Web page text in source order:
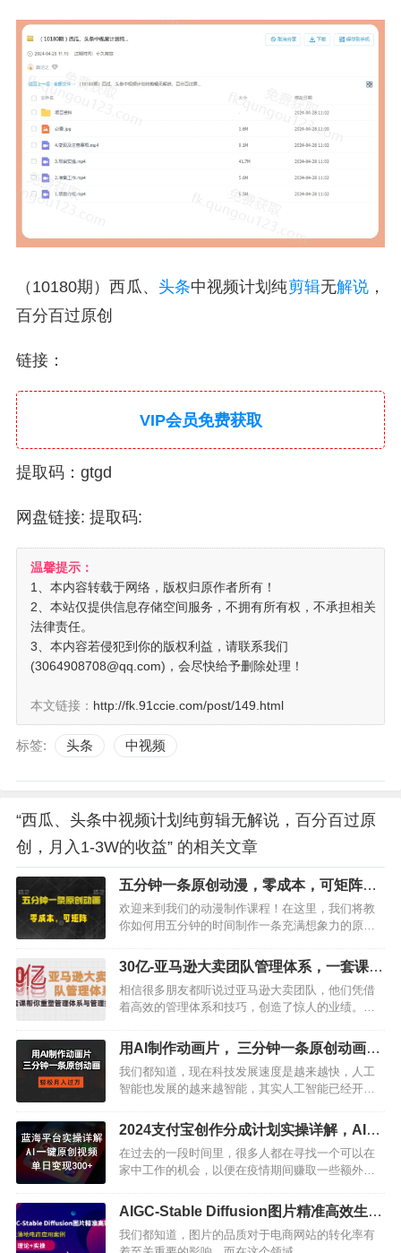
（10180期）西瓜、 头条中视频计划纯剪辑无解说 ，
百分百过原创
链接：
VIP会员免费获取
提取码：gtgd
网盘链接: 提取码:
温馨提示：
1、本内容转载于网络，版权归原作者所有！
2、本站仅提供信息存储空间服务，不拥有所有权，不承担相关
法律责任。
3、本内容若侵犯到你的版权利益，请联系我们
(3064908708@qq.com)，会尽快给予删除处理！
本文链接： http://fk.91ccie.com/post/149.html
标签: 头条 中视频
“西瓜、头条中视频计划纯剪辑无解说，百分百过原
创，月入1-3W的收益” 的相关文章
五分钟一条原创动漫，零成本，可矩阵，
日入2000+
欢迎来到我们的动漫制作课程！在这里，我们将教
你如何用五分钟的时间制作一条充满想象力的原创
标！…
30亿-亚马逊大卖团队管理体系，一套课帮
你重塑管理体系与管理技巧
相信很多朋友都听说过亚马逊大卖团队，他们凭借
着高效的管理体系和技巧，创造了惊人的业绩。现
您重塑管理体系与管理技巧。首先，科学设置组织
架构是亚马逊大卖团队成功的关键之一。他们注重
团队的专业化分工，设立了不同的部门，如市场营
销、运营、供应链等。每个部门都有明…
用AI制作动画片， 三分钟一条原创动画，
轻松月入过万
我们都知道，现在科技发展速度是越来越快，人工
智能也发展的越来越智能，其实人工智能已经开始
今天给大家带来的这个项目是用AI制作动画片，我
就问问大家，现在还有人不会画画吗？可以说，会
画画的人已经可以说是越来越少啦，当然啦，这并
不影响我们学习，毕竟人工智能的出现…
2024支付宝创作分成计划实操详解，AI一
键原创视频，单日变现300+
在过去的一段时间里，很多人都在寻找一个可以在
家中工作的机会，以便在疫情期间赚取一些额外的
他们没有相关技能和经验。但是，现在有一个好消
息，支付宝发布了一个新的视频赚钱项目，名为“蓝
海平台”，这个平台是一个竞争相对较小的平台，因
AIGC-Stable Diffusion图片精准高效生
成，真正落地电商应用案例(理论+实操)
我们都知道，图片的品质对于电商网站的转化率有